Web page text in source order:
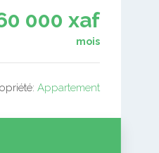
000 xaf
mois
Appartement